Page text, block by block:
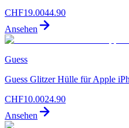
CHF19.0044.90
Ansehen
Guess
Guess Glitzer Hülle für Apple
CHF10.0024.90
Ansehen